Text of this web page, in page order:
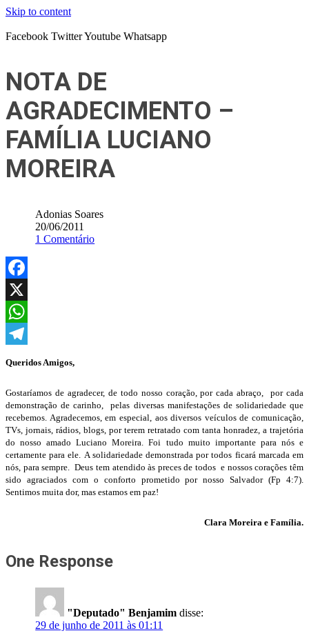
Skip to content
Facebook TwitterYoutube Whatsapp
NOTA DE
AGRADECIMENTO –
FAMÍLIA LUCIANO
MOREIRA
Adonias Soares
20/06/2011
1 Comentário
Facebook
X
WhatsApp
Queridos Amigos,
Gostaríamos de agradecer, de todo nosso coração, por cada abraço, por cada
demonstração de carinho, pelas diversas manifestações de solidariedade que
recebemos. Agradecemos, em especial, aos diversos veículos de comunicação,
TVs, jornais, rádios, blogs, por terem retratado com tanta honradez, a trajetória
do nosso amado Luciano Moreira. Foi tudo muito importante para nós e
certamente para ele. A solidariedade demonstrada por todos ficará marcada em
nós, para sempre. Deus tem atendido às preces de todos e nossos corações têm
sido agraciados com o conforto prometido por nosso Salvador (Fp 4:7).
Sentimos muita dor, mas estamos em paz!
Clara Moreira e Família.
One Response
"Deputado" Benjamim disse:
29 de junho de 2011 às 01:11